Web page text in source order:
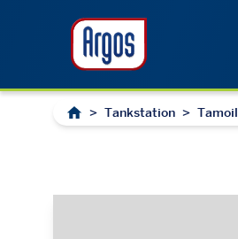
> Tankstation >